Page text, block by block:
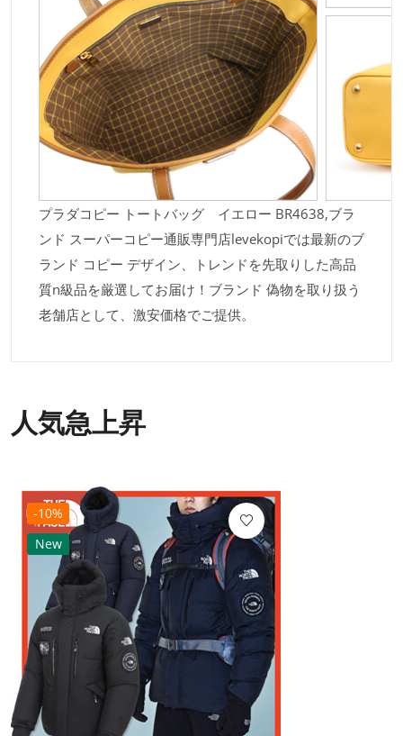
プラダコピー トートバッグ イエロー BR4638,ブラ
ンド スーパーコピー通販専門店levekopiでは最新のブ
ランド コピー デザイン、トレンドを先取りした高品
質n級品を厳選してお届け！ブランド 偽物を取り扱う
老舗店として、激安価格でご提供。
人気急上昇
-10%
New